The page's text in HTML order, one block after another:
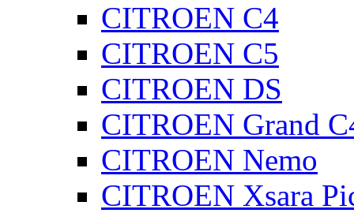
CITROEN C4
CITROEN C5
CITROEN DS
CITROEN Grand
CITROEN Nemo
CITROEN Xsara